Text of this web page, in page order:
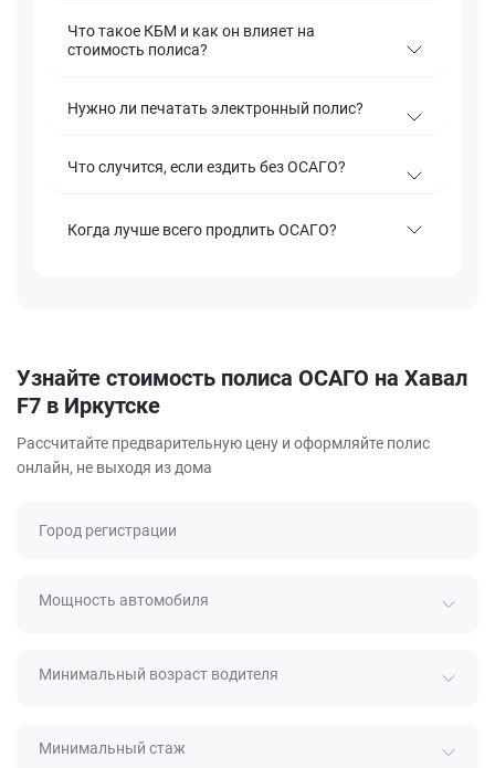
Что такое КБМ и как он влияет на
стоимость полиса?
Нужно ли печатать электронный полис?
Что случится, если ездить без ОСАГО?
Когда лучше всего продлить ОСАГО?
Узнайте стоимость полиса ОСАГО на Хавал
F7 в Иркутске
Рассчитайте предварительную цену и оформляйте полис
онлайн, не выходя из дома
Город регистрации
Мощность автомобиля
Минимальный возраст водителя
Минимальный стаж